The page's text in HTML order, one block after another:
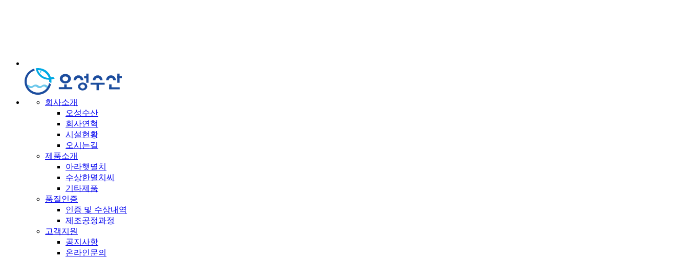
회사소개
오성수산
회사연혁
시설현황
오시는길
제품소개
아라햇멸치
수상한멸치씨
기타제품
품질인증
인증 및 수상내역
제조공정과정
고객지원
공지사항
온라인문의